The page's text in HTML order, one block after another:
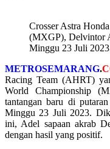
Crosser Astra
(MXGP), Delvintor
Minggu 23 Juli
METROSEMARANG.
Racing Team (AHRT)
World Championship
tantangan baru di
Minggu 23 Juli 2023.
ini, Adel sapaan akrab
dengan hasil yang positif.